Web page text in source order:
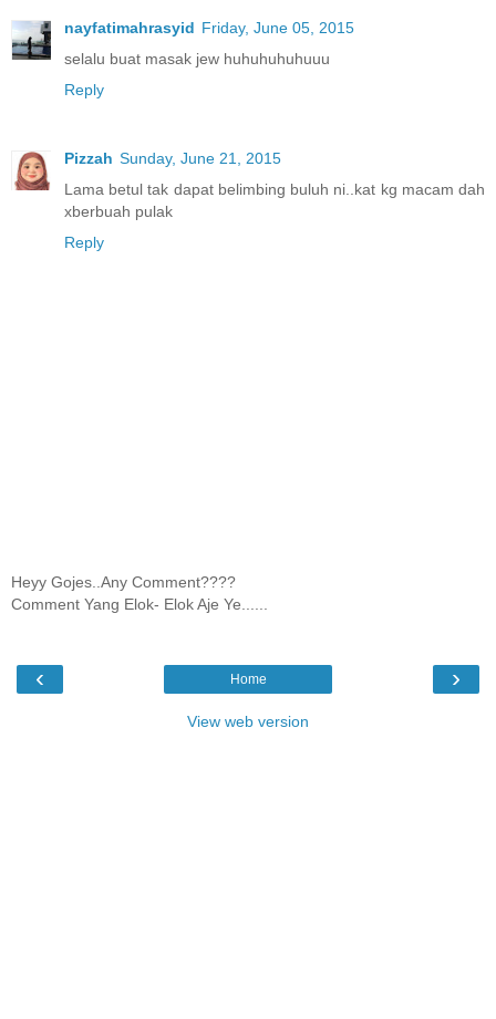
nayfatimahrasyid Friday, June 05, 2015
selalu buat masak jew huhuhuhuhuuu
Reply
Pizzah Sunday, June 21, 2015
Lama betul tak dapat belimbing buluh ni..kat kg macam dah
xberbuah pulak
Reply
Heyy Gojes..Any Comment????
Comment Yang Elok- Elok Aje Ye......
‹ ›
Home
View web version